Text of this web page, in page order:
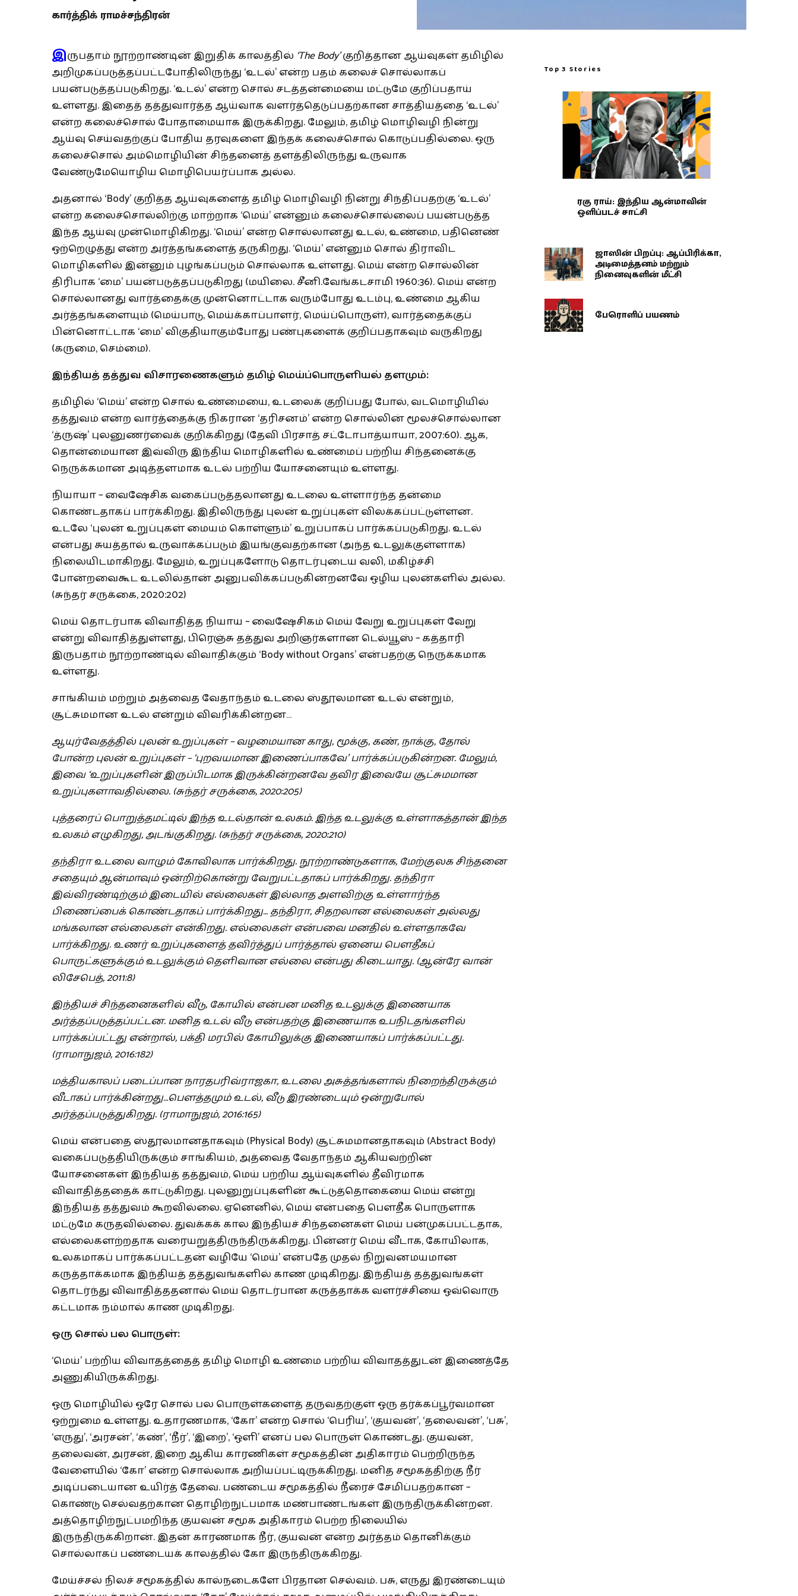
கார்த்திக் ராமச்சந்திரன்
இருபதாம் நூற்றாண்டின் இறுதிக் காலத்தில் ‘The Body’குறித்தான ஆய்வுகள் தமிழில்
அறிமுகப்படுத்தப்பட்டபோதிலிருந்து ‘உடல்’ என்ற பதம் கலைச் சொல்லாகப்
பயன்படுத்தப்படுகிறது. ‘உடல்’ என்ற சொல் சடத்தன்மையை மட்டுமே குறிப்பதாய்
உள்ளது. இதைத் தத்துவார்த்த ஆய்வாக வளர்த்தெடுப்பதற்கான சாத்தியத்தை ‘உடல்’
என்ற கலைச்சொல் போதாமையாக இருக்கிறது. மேலும், தமிழ் மொழிவழி நின்று
ஆய்வு செய்வதற்குப் போதிய தரவுகளை இந்தக் கலைச்சொல் கொடுப்பதில்லை. ஒரு
கலைச்சொல் அம்மொழியின் சிந்தனைத் தளத்திலிருந்து உருவாக
வேண்டுமேயொழிய மொழிபெயர்ப்பாக அல்ல.
அதனால் ‘Body’ குறித்த ஆய்வுகளைத் தமிழ் மொழிவழி நின்று சிந்திப்பதற்கு ‘உடல்’
என்ற கலைச்சொல்லிற்கு மாற்றாக ‘மெய்’ என்னும் கலைச்சொல்லைப் பயன்படுத்த
இந்த ஆய்வு முன்மொழிகிறது. ‘மெய்’ என்ற சொல்லானது உடல், உண்மை, பதினெண்
ஒற்றெழுத்து என்ற அர்த்தங்களைத் தருகிறது. ‘மெய்’ என்னும் சொல் திராவிட
மொழிகளில் இன்னும் புழங்கப்படும் சொல்லாக உள்ளது. மெய் என்ற சொல்லின்
திரிபாக ‘மை’ பயன்படுத்தப்படுகிறது (மயிலை. சீனி.வேங்கடசாமி 1960:36). மெய் என்ற
சொல்லானது வார்த்தைக்கு முன்னொட்டாக வரும்போது உடம்பு, உண்மை ஆகிய
அர்த்தங்களையும் (மெய்பாடு, மெய்க்காப்பாளர், மெய்ப்பொருள்), வார்த்தைக்குப்
பின்னொட்டாக ‘மை’ விகுதியாகும்போது பண்புகளைக் குறிப்பதாகவும் வருகிறது
(கருமை, செம்மை).
இந்தியத் தத்துவ விசாரணைகளும் தமிழ் மெய்ப்பொருளியல் தளமும்:
தமிழில் ‘மெய்’ என்ற சொல் உண்மையை, உடலைக் குறிப்பது போல், வடமொழியில்
தத்துவம் என்ற வார்த்தைக்கு நிகரான ‘தரிசனம்’ என்ற சொல்லின் மூலச்சொல்லான
‘த்ருஷ்’ புலனுணர்வைக் குறிக்கிறது (தேவி பிரசாத் சட்டோபாத்யாயா, 2007:60). ஆக,
தொன்மையான இவ்விரு இந்திய மொழிகளில் உண்மைப் பற்றிய சிந்தனைக்கு
நெருக்கமான அடித்தளமாக உடல் பற்றிய யோசனையும் உள்ளது.
நியாயா – வைஷேசிக வகைப்படுத்தலானது உடலை உள்ளார்ந்த தன்மை
கொண்டதாகப் பார்க்கிறது. இதிலிருந்து புலன் உறுப்புகள் விலக்கப்பட்டுள்ளன.
உடலே ‘புலன் உறுப்புகள் மையம் கொள்ளும்’ உறுப்பாகப் பார்க்கப்படுகிறது. உடல்
என்பது சுயத்தால் உருவாக்கப்படும் இயங்குவதற்கான (அந்த உடலுக்குள்ளாக)
நிலையிடமாகிறது. மேலும், உறுப்புகளோடு தொடர்புடைய வலி, மகிழ்ச்சி
போன்றவைகூட உடலில்தான் அனுபவிக்கப்படுகின்றனவே ஒழிய புலன்களில் அல்ல.
(சுந்தர் சருக்கை, 2020:202)
மெய் தொடர்பாக விவாதித்த நியாய – வைஷேசிகம் மெய் வேறு உறுப்புகள் வேறு
என்று விவாதித்துள்ளது, பிரெஞ்சு தத்துவ அறிஞர்களான டெல்யூஸ் – கத்தாரி
இருபதாம் நூற்றாண்டில் விவாதிக்கும் ‘Body without Organs’ என்பதற்கு நெருக்கமாக
உள்ளது.
சாங்கியம் மற்றும் அத்வைத வேதாந்தம் உடலை ஸ்தூலமான உடல் என்றும்,
சூட்சுமமான உடல் என்றும் விவரிக்கின்றன…
ஆயுர்வேதத்தில்புலன்உறுப்புகள்–வழமையானகாது,மூக்கு,கண்,நாக்கு, தோல்
போன்றபுலன்உறுப்புகள்– ‘புறவயமானஇணைப்பாகவே’பார்க்கப்படுகின்றன. மேலும்,
இவை‘உறுப்புகளின்இருப்பிடமாகஇருக்கின்றனவேதவிரஇவையேசூட்சுமமான
உறுப்புகளாவதில்லை. (சுந்தர்சருக்கை, 2020:205)
புத்தரைப் பொறுத்தமட்டில்இந்தஉடல்தான்உலகம்.இந்தஉடலுக்குஉள்ளாகத்தான்இந்த
உலகம்எழுகிறது,அடங்குகிறது. (சுந்தர்சருக்கை, 2020:210)
தந்திராஉடலைவாழும் கோவிலாகபார்க்கிறது.நூற்றாண்டுகளாக, மேற்குலகசிந்தனை
சதையும்ஆன்மாவும்ஒன்றிற்கொன்று வேறுபட்டதாகப்பார்க்கிறது.தந்திரா
இவ்விரண்டிற்கும்இடையில்எல்லைகள்இல்லாதஅளவிற்குஉள்ளார்ந்த
பிணைப்பைக் கொண்டதாகப்பார்க்கிறது…தந்திரா,சிதறலானஎல்லைகள்அல்லது
மங்கலானஎல்லைகள்என்கிறது.எல்லைகள்என்பவைமனதில்உள்ளதாகவே
பார்க்கிறது.உணர்உறுப்புகளைத்தவிர்த்துப்பார்த்தால்ஏனைய பௌதீகப்
பொருட்களுக்கும்உடலுக்கும் தெளிவானஎல்லைஎன்பதுகிடையாது. (ஆன்ரேவான்
லிசேபெத், 2011:8)
இந்தியச்சிந்தனைகளில்வீடு, கோயில்என்பனமனிதஉடலுக்குஇணையாக
அர்த்தப்படுத்தப்பட்டன.மனிதஉடல்வீடுஎன்பதற்குஇணையாகஉபநிடதங்களில்
பார்க்கப்பட்டதுஎன்றால்,பக்திமரபில் கோயிலுக்குஇணையாகப்பார்க்கப்பட்டது.
(ராமாநுஜம், 2016:182)
மத்தியகாலப்படைப்பானநாரதபரிவ்ராஜகா,உடலைஅசுத்தங்களால்நிறைந்திருக்கும்
வீடாகப்பார்க்கின்றது…பௌத்தமும்உடல்,வீடுஇரண்டையும்ஒன்றுபோல்
அர்த்தப்படுத்துகிறது. (ராமாநுஜம், 2016:165)
மெய் என்பதை ஸ்தூலமானதாகவும் (Physical Body) சூட்சுமமானதாகவும் (Abstract Body)
வகைப்படுத்தியிருக்கும் சாங்கியம், அத்வைத வேதாந்தம் ஆகியவற்றின்
யோசனைகள் இந்தியத் தத்துவம், மெய் பற்றிய ஆய்வுகளில் தீவிரமாக
விவாதித்ததைக் காட்டுகிறது. புலனுறுப்புகளின் கூட்டுத்தொகையை மெய் என்று
இந்தியத் தத்துவம் கூறவில்லை. ஏனெனில், மெய் என்பதை பௌதீக பொருளாக
மட்டுமே கருதவில்லை. துவக்கக் கால இந்தியச் சிந்தனைகள் மெய் பன்முகப்பட்டதாக,
எல்லைகளற்றதாக வரையறுத்திருந்திருக்கிறது. பின்னர் மெய் வீடாக, கோயிலாக,
உலகமாகப் பார்க்கப்பட்டதன் வழியே ‘மெய்’ என்பதே முதல் நிறுவனமயமான
கருத்தாக்கமாக இந்தியத் தத்துவங்களில் காண முடிகிறது. இந்தியத் தத்துவங்கள்
தொடர்ந்து விவாதித்ததனால் மெய் தொடர்பான கருத்தாக்க வளர்ச்சியை ஒவ்வொரு
கட்டமாக நம்மால் காண முடிகிறது.
ஒரு சொல் பல பொருள்:
‘மெய்’ பற்றிய விவாதத்தைத் தமிழ் மொழி உண்மை பற்றிய விவாதத்துடன் இணைத்தே
அணுகியிருக்கிறது.
ஒரு மொழியில் ஒரே சொல் பல பொருள்களைத் தருவதற்குள் ஒரு தர்க்கப்பூர்வமான
ஒற்றுமை உள்ளது. உதாரணமாக, ‘கோ’ என்ற சொல் ‘பெரிய’, ‘குயவன்’, ‘தலைவன்’, ‘பசு’,
‘எருது’, ‘அரசன்’, ‘கண்’, ‘நீர்’, ‘இறை’, ‘ஒளி’ எனப் பல பொருள் கொண்டது. குயவன்,
தலைவன், அரசன், இறை ஆகிய காரணிகள் சமூகத்தின் அதிகாரம் பெற்றிருந்த
வேளையில் ‘கோ’ என்ற சொல்லாக அறியப்பட்டிருக்கிறது. மனித சமூகத்திற்கு நீர்
அடிப்படையான உயிர்த் தேவை. பண்டைய சமூகத்தில் நீரைச் சேமிப்பதற்கான –
கொண்டு செல்வதற்கான தொழிற்நுட்பமாக மண்பாண்டங்கள் இருந்திருக்கின்றன.
அத்தொழிற்நுட்பமறிந்த குயவன் சமூக அதிகாரம் பெற்ற நிலையில்
இருந்திருக்கிறான். இதன் காரணமாக நீர், குயவன் என்ற அர்த்தம் தொனிக்கும்
சொல்லாகப் பண்டையக் காலத்தில் கோ இருந்திருக்கிறது.
மேய்ச்சல் நிலச் சமூகத்தில் கால்நடைகளே பிரதான செல்வம். பசு, எருது இரண்டையும்
Top 3 Stories
ரகு ராய்: இந்திய ஆன்மாவின்
ஒளிப்படச் சாட்சி
ஜாஸின் பிறப்பு: ஆப்பிரிக்கா,
அடிமைத்தனம் மற்றும்
நினைவுகளின் மீட்சி
பேரொளிப் பயணம்